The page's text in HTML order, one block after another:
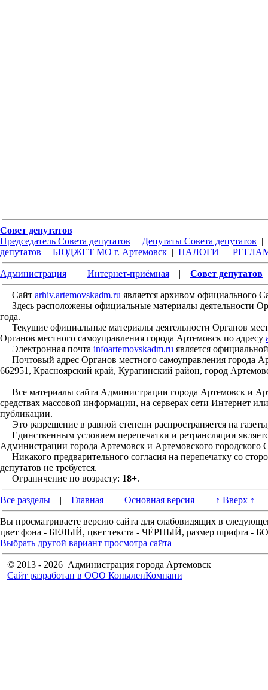
Совет депутатов
Председатель Совета депутатов | Депутаты Совета депутатов |
депутатов | БЮДЖЕТ МО г. Артемовск | НАЛОГИ |
Администрация | Интернет-приёмная | Совет депутатов
Сайт arhiv.artemovskadm.ru является архивом официального
Здесь расположены официальные материалы деятельности
года.
Текущие официальные материалы деятельности Органов
Органов местного самоуправления города Артемовск по адресу
Электронная почта infoartemovskadm.ru является
Почтовый адрес Органов местного самоуправления города
662951, Красноярский край, Курагинский район, город
Все материалы сайта Администрации города Артемовск и
средствах массовой информации, на серверах сети Интернет
публикации.
Это разрешение в равной степени распространяется на
Единственным условием перепечатки и ретрансляции
Администрации города Артемовск и Артемовского городского
Никакого предварительного согласия на перепечатку со
депутатов не требуется.
Ограничение по возрасту: 18+.
Все разделы | Главная | Основная версия | ↑ Вверх ↑
Вы просматриваете версию сайта для слабовидящих в
цвет фона - БЕЛЫЙ, цвет текста - ЧЁРНЫЙ, размер шрифта -
Выбрать другой вариант просмотра сайта
© 2013 - 2026 Администрация города Артемовск
Сайт разработан в ООО КопыленКомпани